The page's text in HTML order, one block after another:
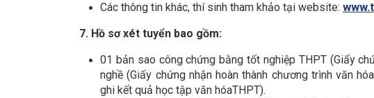
Các thông tin khác, thí sinh tham khảo tại website:
7. Hồ sơxét tuyển bao gồm:
01 bản sao công chứng bằng tốt nghiệp THPT (Giấy
nghề (Giấy chứng nhận hoàn thành chương trình văn
ghi kết quả học tập văn hóaTHPT).